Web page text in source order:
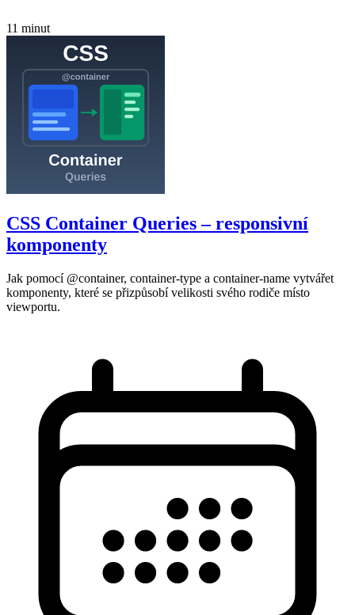
11 minut
CSS Container Queries – responsivní
komponenty
Jak pomocí @container, container-type a container-name vytvářet
komponenty, které se přizpůsobí velikosti svého rodiče místo
viewportu.